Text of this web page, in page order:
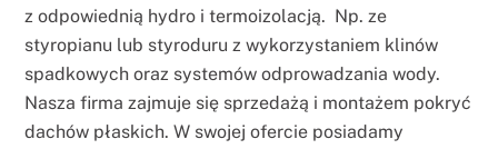
z odpowiednią hydro i termoizolacją. Np. ze
styropianu lub styroduru z wykorzystaniem klinów
spadkowych oraz systemów odprowadzania wody.
Nasza firma zajmuje się sprzedażą i montażem pokryć
dachów płaskich. W swojej ofercie posiadamy